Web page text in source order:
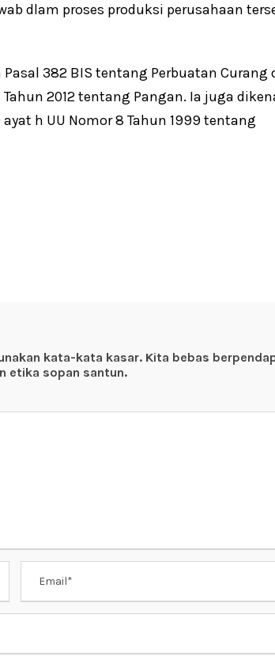
dlam proses produksi perusahaan
382 BIS tentang Perbuatan Curang
2012 tentang Pangan. Ia juga
h UU Nomor 8 Tahun 1999 tentang
kata-kata kasar. Kita bebas
etika sopan santun.